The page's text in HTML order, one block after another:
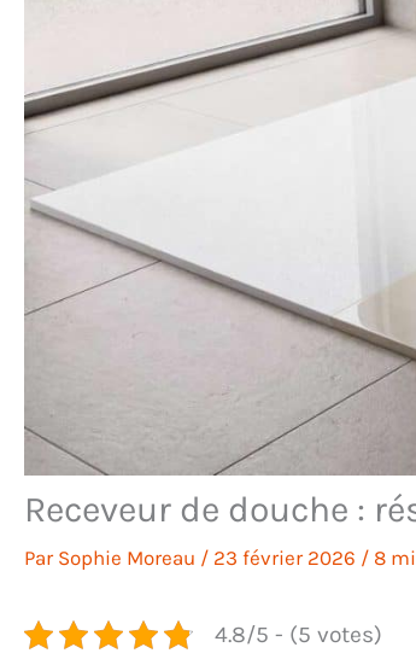
Receveur de douche :
Par Sophie Moreau / 23 février 2026 / 8
4.8/5 - (5 votes)